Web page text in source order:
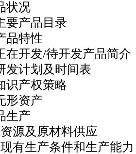
况
品目录
性
/待开发产品简介
划及时间表
权策略
产
产
原材料供应
产条件和生产能力